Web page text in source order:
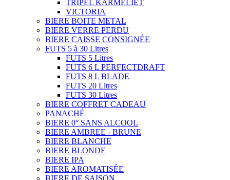
TRIPEL KARMELIET
VICTORIA
BIERE BOITE METAL
BIERE VERRE PERDU
BIERE CAISSE CONSIGNÉE
FUTS 5 à 30 Litres
FUTS 5 Litres
FUTS 6 L PERFECTDRAFT
FUTS 8 L BLADE
FUTS 20 Litres
FUTS 30 Litres
BIERE COFFRET CADEAU
PANACHÉ
BIERE 0° SANS ALCOOL
BIERE AMBREE - BRUNE
BIERE BLANCHE
BIERE BLONDE
BIERE IPA
BIERE AROMATISÉE
BIERE DE SAISON